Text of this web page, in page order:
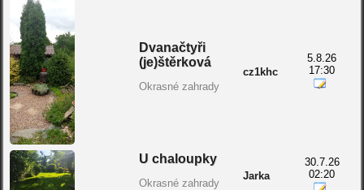
Dvanačtyři
(je)štěrková
Okrasné zahrady
cz1khc
5.8.26
17:30
U chaloupky
Okrasné zahrady
Jarka
30.7.26
02:20